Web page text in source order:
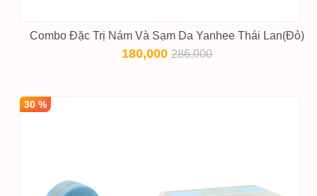
Combo Đặc Trị Nám Và Sạm Da Yanhee Thái Lan(Đỏ)
180,000286,000
30 %